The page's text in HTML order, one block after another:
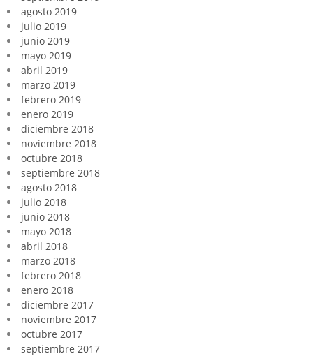
agosto 2019
julio 2019
junio 2019
mayo 2019
abril 2019
marzo 2019
febrero 2019
enero 2019
diciembre 2018
noviembre 2018
octubre 2018
septiembre 2018
agosto 2018
julio 2018
junio 2018
mayo 2018
abril 2018
marzo 2018
febrero 2018
enero 2018
diciembre 2017
noviembre 2017
octubre 2017
septiembre 2017